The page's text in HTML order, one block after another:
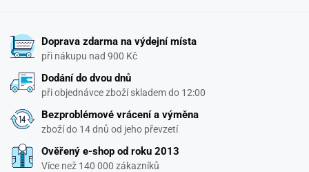
Doprava zdarma na výdejní místa
při nákupu nad 900 Kč
Dodání do dvou dnů
při objednávce zboží skladem do 12:00
Bezproblémové vrácení a výměna
zboží do 14 dnů od jeho převzetí
Ověřený e-shop od roku 2013
Více než 140 000 zákazníků